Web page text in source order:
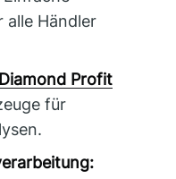
alle Händler
Diamond Profit
für